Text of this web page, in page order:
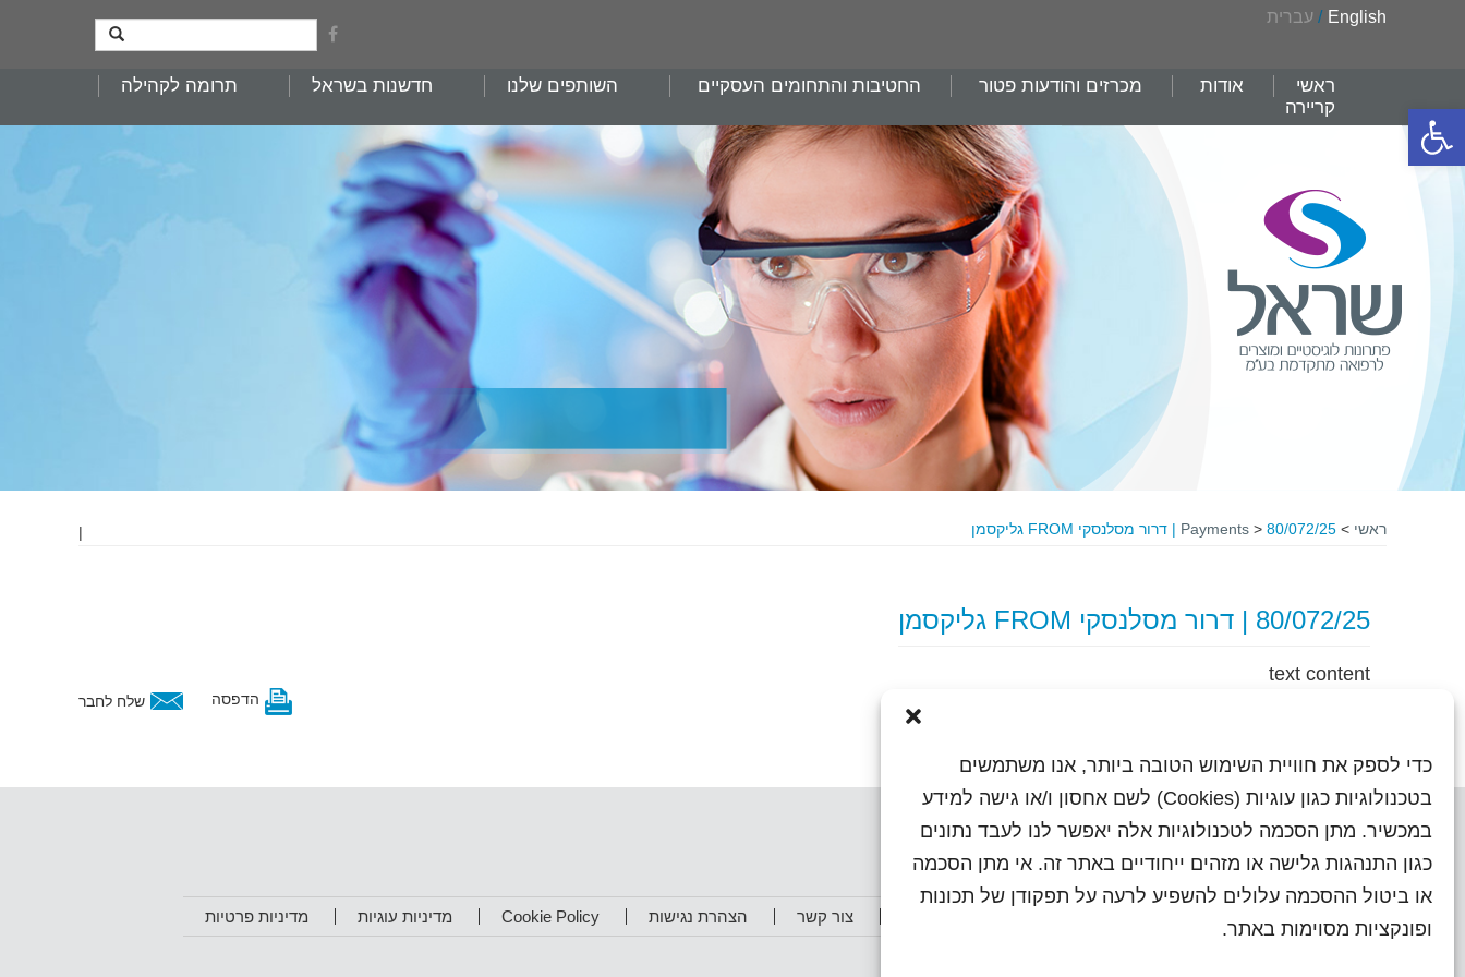
פתח סרגל נגישות
כדי לספק את חוויית השימוש הטובה ביותר, אנו משתמשים
בטכנולוגיות כגון עוגיות (Cookies) לשם אחסון ו/או גישה למידע
במכשיר. מתן הסכמה לטכנולוגיות אלה יאפשר לנו לעבד נתונים
כגון התנהגות גלישה או מזהים ייחודיים באתר זה. אי מתן הסכמה
או ביטול ההסכמה עלולים להשפיע לרעה על תפקודן של תכונות
ופונקציות מסוימות באתר.
English
/ עברית
ראשי אודות מכרזים והודעות פטור החטיבות והתחומים העסקיים השותפים שלנו חדשנות בשראל
תרומה לקהילה
קריירה
ראשי >
Payments > 80/072/25 | דרור מסלנסקי FROM גליקסמן |
80/072/25 | דרור מסלנסקי FROM גליקסמן
text content
שלח לחבר הדפסה
צור קשר הצהרת נגישות Cookie Policy מדיניות עוגיות מדיניות פרטיות